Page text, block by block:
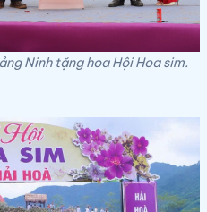
Ninh tặng hoa Hội Hoa sim.